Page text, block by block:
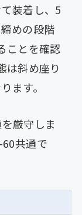
装着し、5
めの段階
ことを確認
は斜め座り
ます。
厳守しま
60共通で